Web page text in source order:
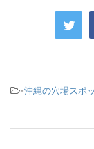
-沖縄の穴場スポ